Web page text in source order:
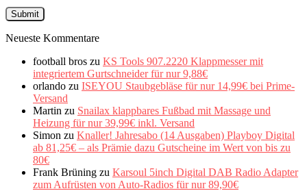
Neueste Kommentare
football bros zu KS Tools 907.2220 Klappmesser mit
integriertem Gurtschneider für nur 9,88€
orlando zu ISEYOU Staubgebläse für nur 14,99€ bei Prime-
Versand
Martin zu Snailax klappbares Fußbad mit Massage und
Heizung für nur 39,99€ inkl. Versand
Simon zu Knaller! Jahresabo (14 Ausgaben) Playboy Digital
ab 81,25€ – als Prämie dazu Gutscheine im Wert von bis zu
80€
Frank Brüning zu Karsoul 5inch Digital DAB Radio Adapter
zum Aufrüsten von Auto-Radios für nur 89,90€